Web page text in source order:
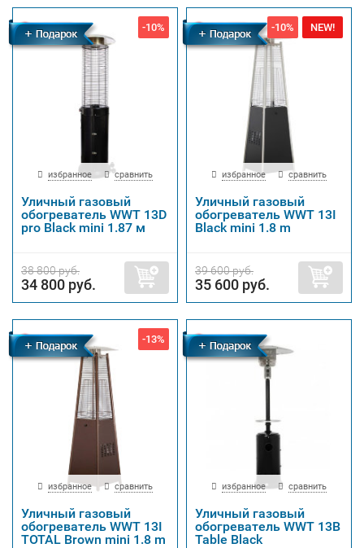
Бесплатная
доставка
-10%
избранное сравнить
Уличный газовый
обогреватель WWT 13D
pro Black mini 1.87 м
38 800 руб.
34 800 руб.
Бесплатная
доставка
NEW!
-10%
избранное сравнить
Уличный газовый
обогреватель WWT 13I
Black mini 1.8 m
39 600 руб.
35 600 руб.
Бесплатная
доставка
-13%
избранное сравнить
Уличный газовый
обогреватель WWT 13I
TOTAL Brown mini 1.8 m
Бесплатная
доставка
избранное сравнить
Уличный газовый
обогреватель WWT 13B
Table Black